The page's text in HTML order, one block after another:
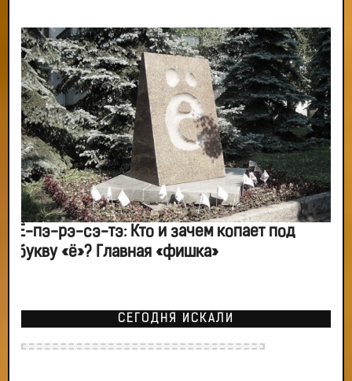
Ё-пэ-рэ-сэ-тэ: Кто и зачем копает под
букву «ё»? Главная «фишка»
СЕГОДНЯ ИСКАЛИ